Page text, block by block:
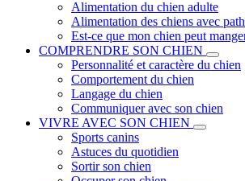
Alimentation du chien adulte
Alimentation des chiens avec
Est-ce que mon chien peut
COMPRENDRE SON CHIEN
Personnalité et caractère du chien
Comportement du chien
Langage du chien
Communiquer avec son chien
VIVRE AVEC SON CHIEN
Sports canins
Astuces du quotidien
Sortir son chien